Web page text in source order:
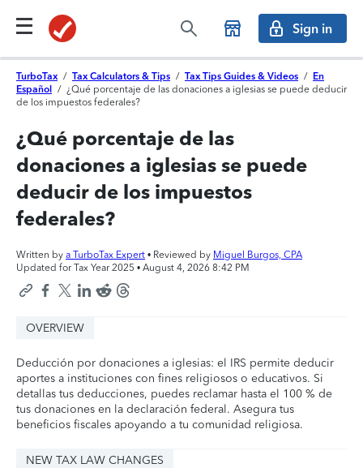
Sign in
TurboTax / Tax Calculators & Tips / Tax Tips Guides & Videos / En
Español
/ ¿Qué porcentaje de las donaciones a iglesias se puede deducir
de los impuestos federales?
¿Qué porcentaje de las
donaciones a iglesias se puede
deducir de los impuestos
federales?
Written by a TurboTax Expert • Reviewed by Miguel Burgos, CPA
Updated for Tax Year 2025 • August 4, 2026 8:42 PM
OVERVIEW
Deducción por donaciones a iglesias: el IRS permite deducir
aportes a instituciones con fines religiosos o educativos. Si
detallas tus deducciones, puedes reclamar hasta el 100 % de
tus donaciones en la declaración federal. Asegura tus
beneficios fiscales apoyando a tu comunidad religiosa.
NEW TAX LAW CHANGES